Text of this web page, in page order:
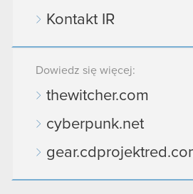
Kontakt IR
Dowiedz się więcej:
thewitcher.com
cyberpunk.net